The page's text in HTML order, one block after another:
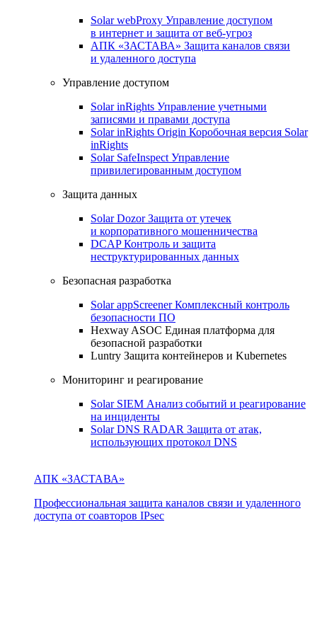
Solar webProxy Управление доступом
в интернет и защита от веб-угроз
АПК «ЗАСТАВА» Защита каналов связи
и удаленного доступа
Управление доступом
Solar inRights Управление учетными
записями и правами доступа
Solar inRights Origin Коробочная версия Solar
inRights
Solar SafeInspect Управление
привилегированным доступом
Защита данных
Solar DozorЗащита от утечек
и корпоративного мошенничества
DCAPКонтроль и защита
неструктурированных данных
Безопасная разработка
Solar appScreenerКомплексный контроль
безопасности ПО
Hexway ASOC Единая платформа для
безопасной разработки
Luntry Защита контейнеров и Kubernetes
Мониторинг и реагирование
Solar SIEM Анализ событий и реагирование
на инциденты
Solar DNS RADAR Защита от атак,
использующих протокол DNS
АПК «ЗАСТАВА»
Профессиональная защита каналов связи и удаленного
доступа от соавторов IPsec